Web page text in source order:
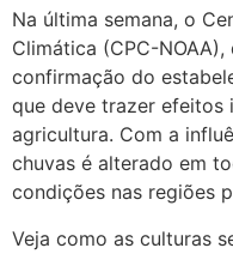
Na última semana, o
Climática (CPC-
confirmação do
que deve trazer efeitos
agricultura. Com a
chuvas é alterado em
condições nas regiões
Veja como as culturas